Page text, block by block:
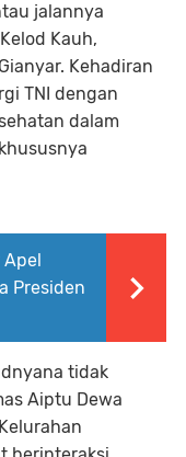
jalannya
Kauh,
Kehadiran
TNI dengan
dalam
Apel
Presiden
tidak
Aiptu Dewa